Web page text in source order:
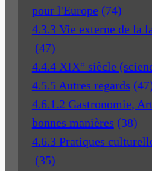
pour l'Europe (74)
4.3.3 Vie externe de la
(47)
4.4.4 XIX° siècle
4.5.5 Autres regards
4.6.1.2 Gastronomie,
bonnes manières (38)
4.6.3 Pratiques
(35)